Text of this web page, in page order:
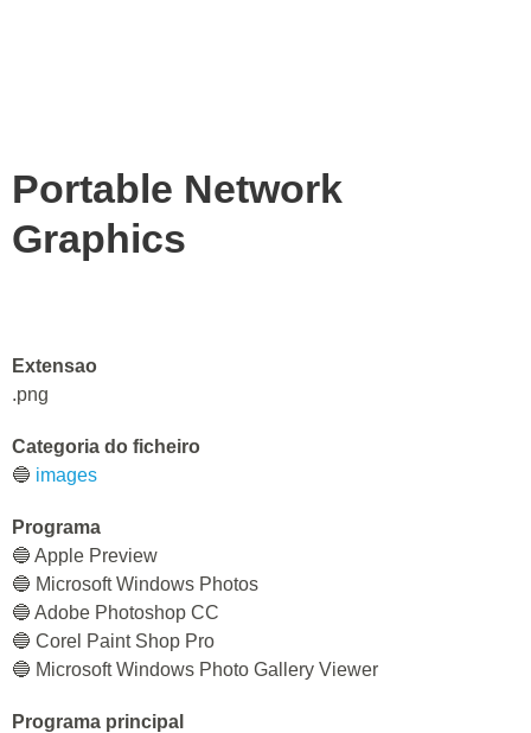
Portable Network
Graphics
Extensao
.png
Categoria do ficheiro
🔵 images
Programa
🔵 Apple Preview
🔵 Microsoft Windows Photos
🔵 Adobe Photoshop CC
🔵 Corel Paint Shop Pro
🔵 Microsoft Windows Photo Gallery Viewer
Programa principal